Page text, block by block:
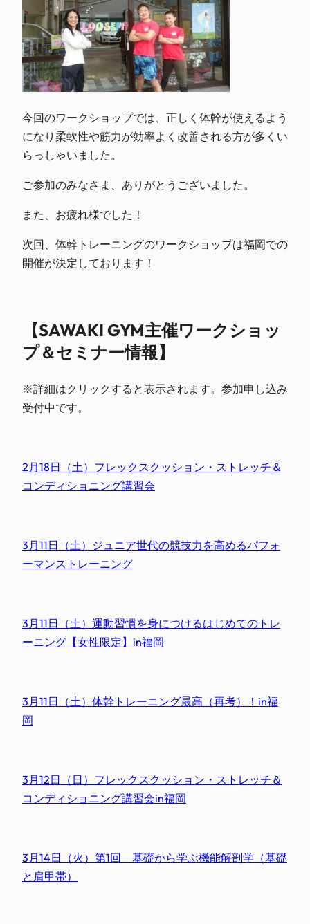
今回のワークショップでは、正しく体幹が使えるよう
になり柔軟性や筋力が効率よく改善される方が多くい
らっしゃいました。
ご参加のみなさま、ありがとうございました。
また、お疲れ様でした！
次回、体幹トレーニングのワークショップは福岡での
開催が決定しております！
【SAWAKI GYM主催ワークショッ
プ＆セミナー情報】
※詳細はクリックすると表示されます。参加申し込み
受付中です。
2月18日（土）フレックスクッション・ストレッチ＆
コンディショニング講習会
3月11日（土）ジュニア世代の競技力を高めるパフォ
ーマンストレーニング
3月11日（土）運動習慣を身につけるはじめてのトレ
ーニング【女性限定】in福岡
3月11日（土）体幹トレーニング最高（再考）！in福
岡
3月12日（日）フレックスクッション・ストレッチ＆
コンディショニング講習会in福岡
3月14日（火）第1回 基礎から学ぶ機能解剖学（基礎
と肩甲帯）